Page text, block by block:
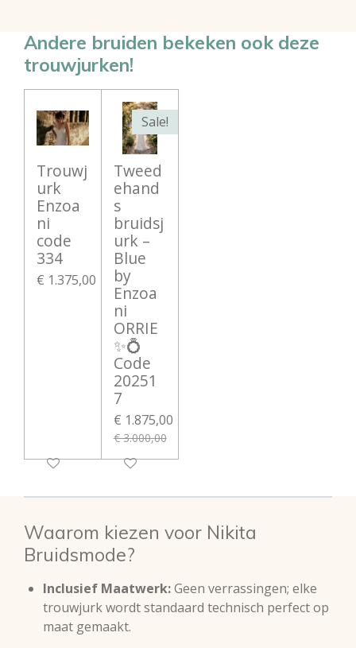
Andere bruiden bekeken ook deze
trouwjurken!
Trouwj
urk
Enzoa
ni
code
334
€ 1.375,00
Sale!
Tweed
ehand
s
bruidsj
urk –
Blue
by
Enzoa
ni
ORRIE
✨💍
Code
20251
7
€ 1.875,00
€ 3.000,00
Waarom kiezen voor Nikita
Bruidsmode?
Inclusief Maatwerk:Geen verrassingen; elke
trouwjurk wordt standaard technisch perfect op
maat gemaakt.